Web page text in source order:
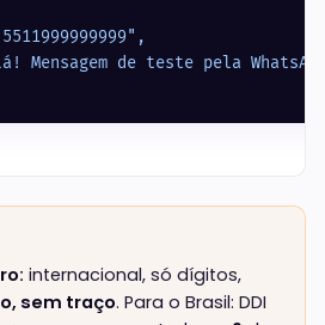
Mensagem de teste pela
internacional, só dígitos,
sem traço. Para o Brasil: DDI